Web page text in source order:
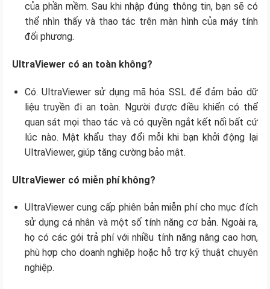
của phần mềm. Sau khi nhập đúng thông tin, bạn sẽ có
thể nhìn thấy và thao tác trên màn hình của máy tính
đối phương.
UltraViewer có an toàn không?
Có. UltraViewer sử dụng mã hóa SSL để đảm bảo dữ
liệu truyền đi an toàn. Người được điều khiển có thể
quan sát mọi thao tác và có quyền ngắt kết nối bất cứ
lúc nào. Mật khẩu thay đổi mỗi khi bạn khởi động lại
UltraViewer, giúp tăng cường bảo mật.
UltraViewer có miễn phí không?
UltraViewer cung cấp phiên bản miễn phí cho mục đích
sử dụng cá nhân và một số tính năng cơ bản. Ngoài ra,
họ có các gói trả phí với nhiều tính năng nâng cao hơn,
phù hợp cho doanh nghiệp hoặc hỗ trợ kỹ thuật chuyên
nghiệp.